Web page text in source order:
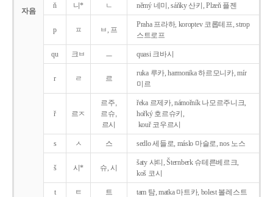
자음
ň 니* ㄴ němý 네미, sáňky 산키, Plzeň 플젠
p ㅍ ㅂ, 프
Praha 프라하, koroptev 코롭테프, strop
스트로프
qu 크ㅂ ㅡ quasi 크바시
r ㄹ 르
ruka 루카, harmonika 하르모니카, mír
미르
ř 르ㅈ
르주,
르슈,
르시
řeka 르제카, námořník 나모르주니크,
hořký 호르슈키,
kouř 코우르시
s ㅅ 스 sedlo 세들로, máslo 마슬로, nos 노스
š 시* 슈, 시
šaty 샤티, Šternberk 슈테른베르크,
koš 코시
t ㅌ 트 tam 탐, matka 마트카, bolest 볼레스트